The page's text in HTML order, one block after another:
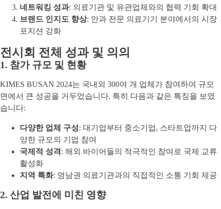
네트워킹 성과: 의료기관 및 유관업체와의 협력 기회 확대
브랜드 인지도 향상: 안과 전문 의료기기 분야에서의 시장
포지션 강화
전시회 전체 성과 및 의의
1. 참가 규모 및 현황
KIMES BUSAN 2024는 국내외 300여 개 업체가 참여하여 규모
면에서 큰 성공을 거두었습니다. 특히 다음과 같은 특징을 보였
습니다:
다양한 업체 구성: 대기업부터 중소기업, 스타트업까지 다
양한 규모의 기업 참여
국제적 성격 : 해외 바이어들의 적극적인 참여로 국제 교류
활성화
지역 특화: 영남권 의료기관과의 직접적인 소통 기회 제공
2. 산업 발전에 미친 영향